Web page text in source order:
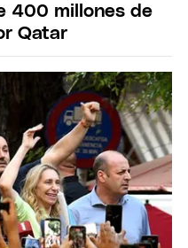
400 millones de
Qatar